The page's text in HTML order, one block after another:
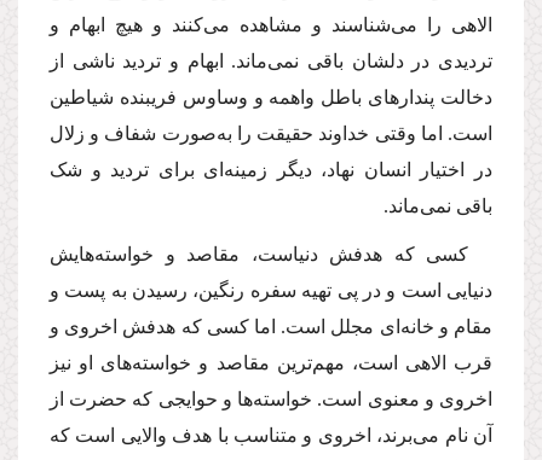
الاهی را می‌شناسند و مشاهده می‌کنند و هیچ ابهام و
تردیدی در دلشان باقی نمی‌ماند. ابهام و تردید ناشی از
دخالت پندارهای باطل واهمه و وساوس فریبنده شیاطین
است. اما وقتی خداوند حقیقت را به‌صورت شفاف و زلال
در اختیار انسان نهاد، دیگر زمینه‌ای برای تردید و شک
باقی نمی‌ماند.
کسی که هدفش دنیاست، مقاصد و خواسته‌هایش
دنیایی است و در پی تهیه سفره رنگین، رسیدن به پست و
مقام و خانه‌ای مجلل است. اما کسی که هدفش اخروی و
قرب الاهی است، مهم‌ترین مقاصد و خواسته‌های او نیز
اخروی و معنوی است. خواسته‌ها و حوایجی که حضرت از
آن نام می‌برند، اخروی و متناسب با هدف والایی است که